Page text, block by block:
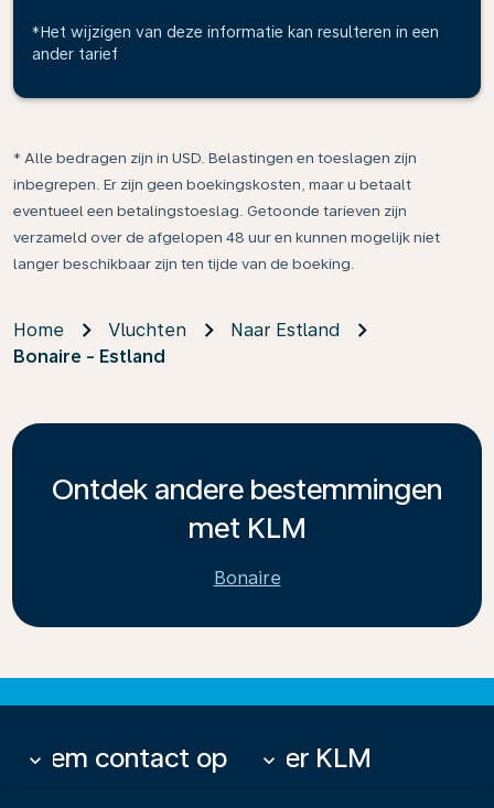
*Het wijzigen van deze informatie kan resulteren in een
ander tarief
* Alle bedragen zijn in USD. Belastingen en toeslagen zijn
inbegrepen. Er zijn geen boekingskosten, maar u betaalt
eventueel een betalingstoeslag. Getoonde tarieven zijn
verzameld over de afgelopen 48 uur en kunnen mogelijk niet
langer beschikbaar zijn ten tijde van de boeking.
Home Vluchten
Naar Estland
Bonaire - Estland
Ontdek andere bestemmingen
met KLM
Bonaire
Neem contact op
keyboard_arrow_down Over KLM
keyboard_arrow_down